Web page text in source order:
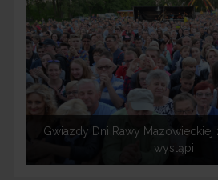
Gwiazdy Dni Rawy Mazowieckiej
wystąpi